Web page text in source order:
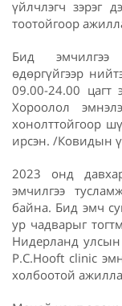
үйлчлэгч зэрэг
тоотойгоор
Бид эмчилгээ
өдөргүйгээр
09.00-24.00 цагт
Хороолол
хонолттойгоор
ирсэн. /Ковидын
2023 онд
эмчилгээ
байна. Бид эмч
ур чадварыг
Нидерланд
P.C.Hooft clinic
холбоотой